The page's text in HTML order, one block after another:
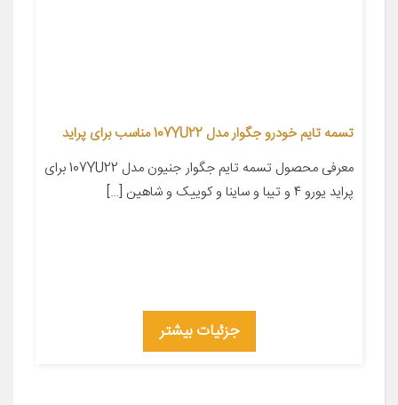
تسمه تایم خودرو جگوار مدل 107YU22 مناسب برای پراید
معرفی محصول تسمه تایم جگوار جنیون مدل 107YU22 برای
پراید یورو 4 و تیبا و ساینا و کوییک و شاهین […]
جزئیات بیشتر